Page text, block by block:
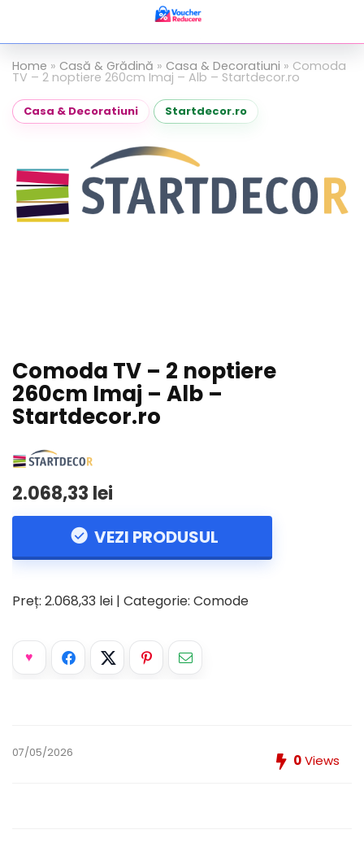
Home » Casă & Grădină » Casa & Decoratiuni » Comoda
TV – 2 noptiere 260cm Imaj – Alb – Startdecor.ro
Casa & Decoratiuni Startdecor.ro
Comoda TV – 2 noptiere
260cm Imaj – Alb –
Startdecor.ro
2.068,33 lei
VEZI PRODUSUL
Preț: 2.068,33 lei | Categorie: Comode
07/05/2026 0Views